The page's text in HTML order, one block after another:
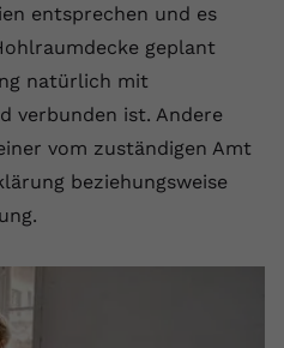
entsprechen und es
geplant
natürlich mit
verbunden ist. Andere
vom zuständigen Amt
beziehungsweise